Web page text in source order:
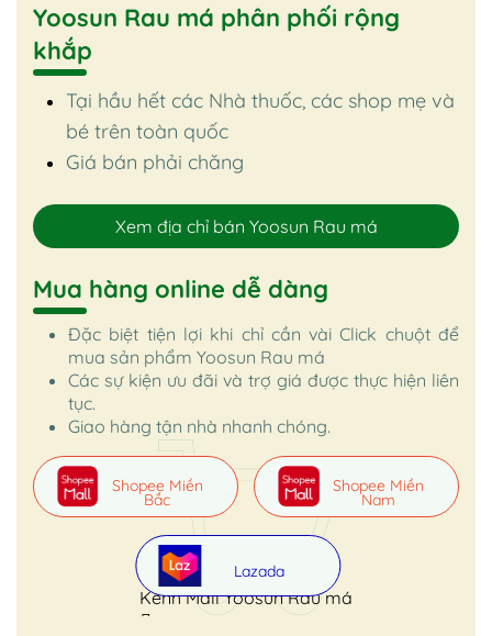
Yoosun Rau má phân phối rộng
khắp
Tại hầu hết các Nhà thuốc, các shop mẹ và
bé trên toàn quốc
Giá bán phải chăng
Xem địa chỉ bán Yoosun Rau má
Mua hàng online dễ dàng
Đặc biệt tiện lợi khi chỉ cần vài Click chuột để
mua sản phẩm Yoosun Rau má
Các sự kiện ưu đãi và trợ giá được thực hiện liên
tục.
Giao hàng tận nhà nhanh chóng.
Kênh Mall Yoosun Rau má
Shopee Miền
Bắc
Shopee Miền
Nam
Lazada